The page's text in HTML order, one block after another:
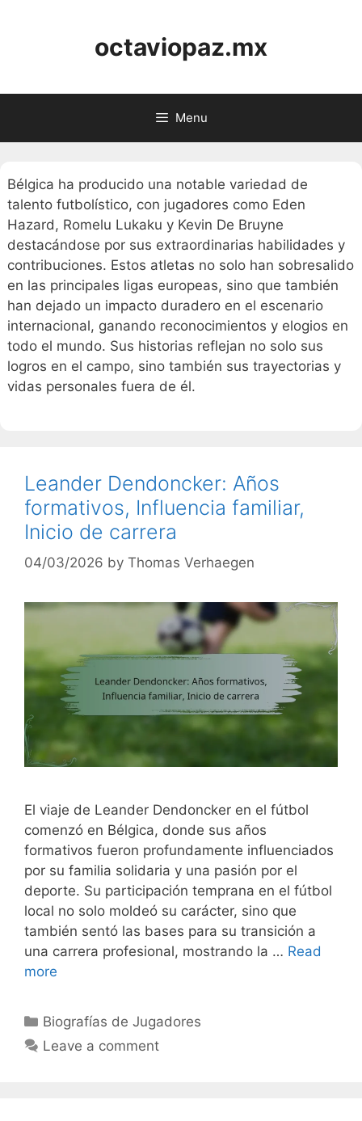
octaviopaz.mx
Menu
Bélgica ha producido una notable variedad de
talento futbolístico, con jugadores como Eden
Hazard, Romelu Lukaku y Kevin De Bruyne
destacándose por sus extraordinarias habilidades y
contribuciones. Estos atletas no solo han sobresalido
en las principales ligas europeas, sino que también
han dejado un impacto duradero en el escenario
internacional, ganando reconocimientos y elogios en
todo el mundo. Sus historias reflejan no solo sus
logros en el campo, sino también sus trayectorias y
vidas personales fuera de él.
Leander Dendoncker: Años
formativos, Influencia familiar,
Inicio de carrera
04/03/2026 by Thomas Verhaegen
El viaje de Leander Dendoncker en el fútbol
comenzó en Bélgica, donde sus años
formativos fueron profundamente influenciados
por su familia solidaria y una pasión por el
deporte. Su participación temprana en el fútbol
local no solo moldeó su carácter, sino que
también sentó las bases para su transición a
una carrera profesional, mostrando la … Read
more
Categories
Biografías de Jugadores
Leave a comment